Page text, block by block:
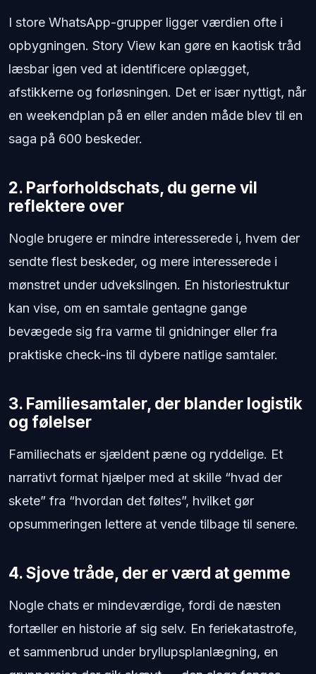
I store WhatsApp-grupper ligger værdien ofte i
opbygningen. Story View kan gøre en kaotisk tråd
læsbar igen ved at identificere oplægget,
afstikkerne og forløsningen. Det er især nyttigt, når
en weekendplan på en eller anden måde blev til en
saga på 600 beskeder.
2. Parforholdschats, du gerne vil
reflektere over
Nogle brugere er mindre interesserede i, hvem der
sendte flest beskeder, og mere interesserede i
mønstret under udvekslingen. En historiestruktur
kan vise, om en samtale gentagne gange
bevægede sig fra varme til gnidninger eller fra
praktiske check-ins til dybere natlige samtaler.
3. Familiesamtaler, der blander logistik
og følelser
Familiechats er sjældent pæne og ryddelige. Et
narrativt format hjælper med at skille “hvad der
skete” fra “hvordan det føltes”, hvilket gør
opsummeringen lettere at vende tilbage til senere.
4. Sjove tråde, der er værd at gemme
Nogle chats er mindeværdige, fordi de næsten
fortæller en historie af sig selv. En feriekatastrofe,
et sammenbrud under bryllupsplanlægning, en